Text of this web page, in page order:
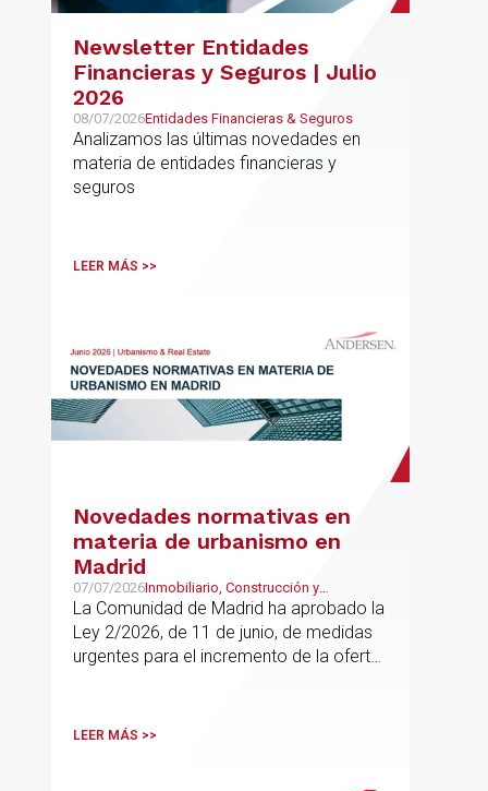
Newsletter Entidades
Financieras y Seguros | Julio
2026
08/07/2026Entidades Financieras & Seguros
Analizamos las últimas novedades en
materia de entidades financieras y
seguros
LEER MÁS >>
Novedades normativas en
materia de urbanismo en
Madrid
07/07/2026Inmobiliario, Construcción y
Urbanismo
La Comunidad de Madrid ha aprobado la
Ley 2/2026, de 11 de junio, de medidas
urgentes para el incremento de la oferta
LEER MÁS >>